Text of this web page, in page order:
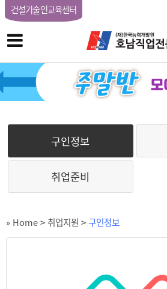
건설기술인교육센터
구인정보
취업준비
» Home>취업지원 >구인정보